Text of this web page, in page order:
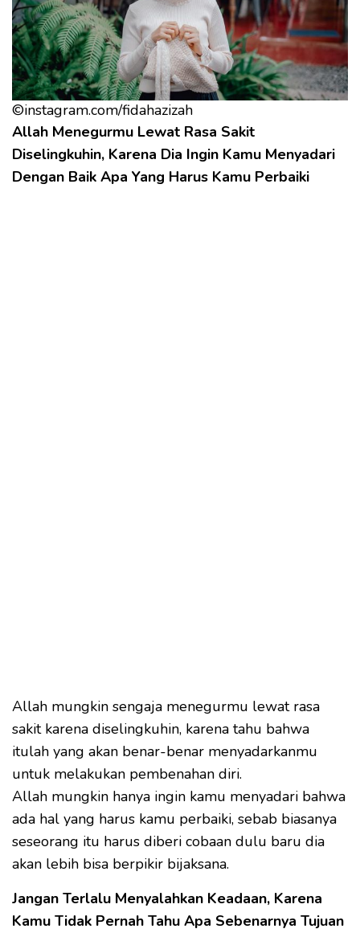
©instagram.com/fidahazizah
Allah Menegurmu Lewat Rasa Sakit
Diselingkuhin, Karena Dia Ingin Kamu Menyadari
Dengan Baik Apa Yang Harus Kamu Perbaiki
Allah mungkin sengaja menegurmu lewat rasa
sakit karena diselingkuhin, karena tahu bahwa
itulah yang akan benar-benar menyadarkanmu
untuk melakukan pembenahan diri.
Allah mungkin hanya ingin kamu menyadari bahwa
ada hal yang harus kamu perbaiki, sebab biasanya
seseorang itu harus diberi cobaan dulu baru dia
akan lebih bisa berpikir bijaksana.
Jangan Terlalu Menyalahkan Keadaan, Karena
Kamu Tidak Pernah Tahu Apa Sebenarnya Tujuan